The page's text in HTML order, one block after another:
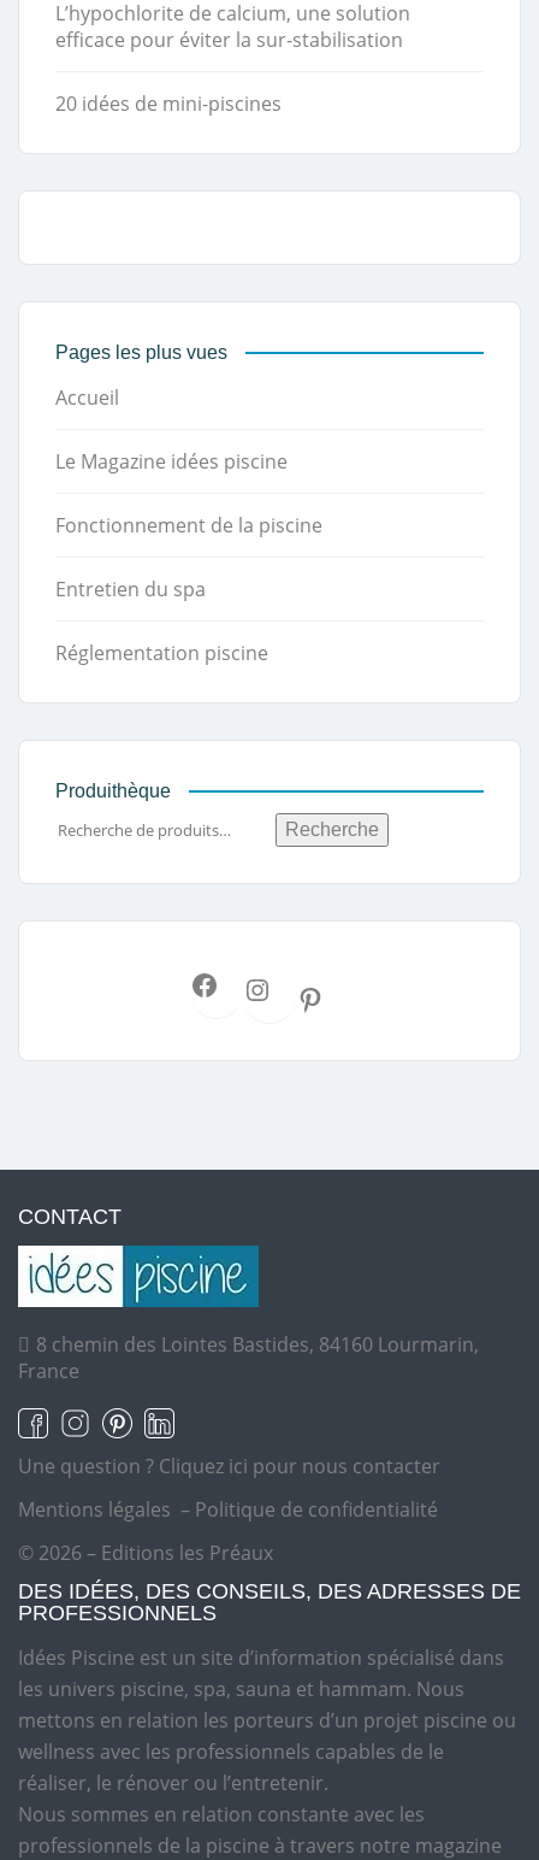
L’hypochlorite de calcium, une solution
efficace pour éviter la sur-stabilisation
20 idées de mini-piscines
Pages les plus vues
Accueil
Le Magazine idées piscine
Fonctionnement de la piscine
Entretien du spa
Réglementation piscine
Produithèque
Recherche
CONTACT
8 chemin des Lointes Bastides, 84160 Lourmarin,
France
Une question ? Cliquez ici pour nous contacter
Mentions légales – Politique de confidentialité
© 2026 – Editions les Préaux
DES IDÉES, DES CONSEILS, DES ADRESSES DE
PROFESSIONNELS
Idées Piscine est un site d’information spécialisé dans
les univers piscine, spa, sauna et hammam. Nous
mettons en relation les porteurs d’un projet piscine ou
wellness avec les professionnels capables de le
réaliser, le rénover ou l’entretenir.
Nous sommes en relation constante avec les
professionnels de la piscine à travers notre magazine